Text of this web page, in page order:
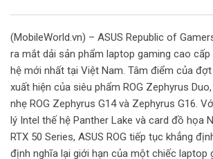
l
e
+
e
r
e
s
t
e
v
i
a
E
m
a
t
(MobileWorld.vn) – ASUS Republic of
ra mắt dải sản phẩm laptop gaming cao cấp
hệ mới nhất tại Việt Nam. Tâm điểm của
xuất hiện của siêu phẩm ROG Zephyrus
nhẹ ROG Zephyrus G14 và Zephyrus G16.
lý Intel thế hệ Panther Lake và card đồ họa
RTX 50 Series, ASUS ROG tiếp tục khẳng
định nghĩa lại giới hạn của một chiếc laptop